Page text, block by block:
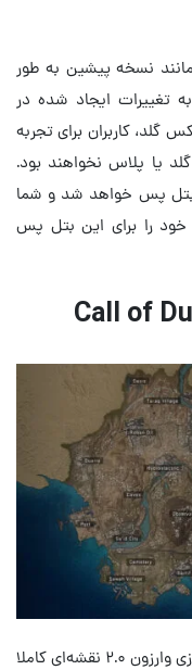
نسخه پیشین به طور
تغییرات ایجاد شده در
کاربران برای تجربه
یا پلاس نخواهند بود.
بتل پس خواهد شد و شما
را برای این بتل پس
همانطور که در ابتدا گوش‌زد کردیم، نقشه بازی وارزون ۲.۰ نقشه‌ای کاملا